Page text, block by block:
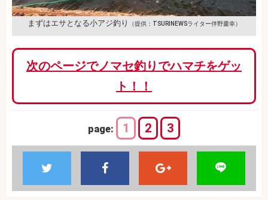
まずはエサとなる小アジ釣り （提供：TSURINEWSライター伴野慶幸）
次のページでノマセ釣りでハマチをゲッ
ト！！
page: 1 2 3